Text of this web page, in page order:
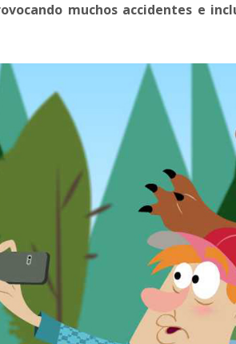
muchos accidentes e